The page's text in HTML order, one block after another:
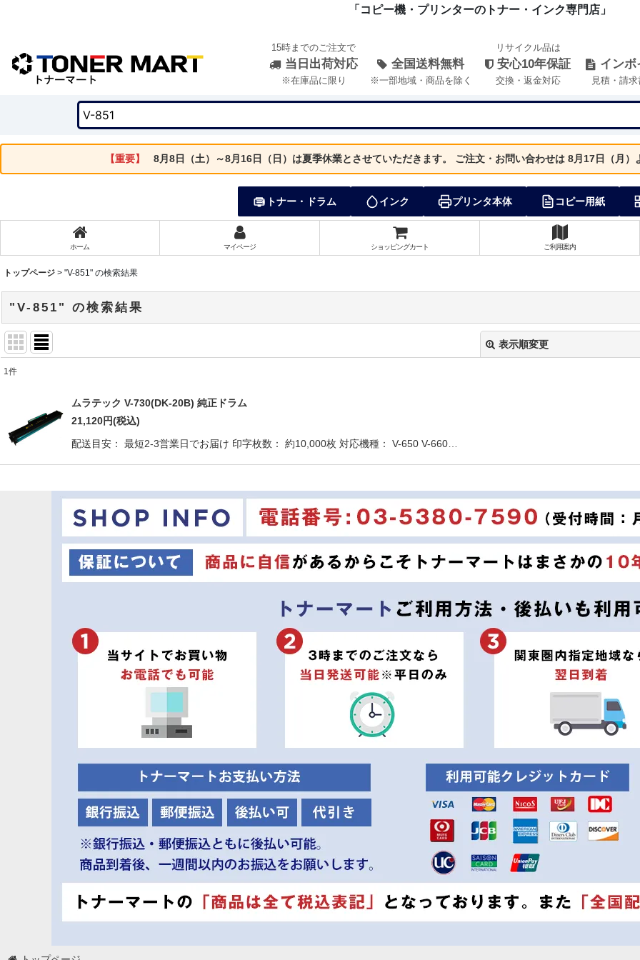
「コピー機・プリンターのトナー・インク専門店」
15時までのご注文で
当日出荷対応
※在庫品に限り
全国送料無料
※一部地域・商品を除く
リサイクル品は
安心10年保証
交換・返金対応
インボ
見積・請
【重要】 8月8日（土）～8月16日（日）は夏季休業とさせていただきます。 ご注文・お問い合わせは 8月17日（月
トナー・ドラム インク プリンタ本体 コピー用紙
ホーム マイページ ショッピングカート ご利用案内
トップページ > "V-851" の検索結果
"V-851" の検索結果
表示順変更
表示数:
1件
ムラテック V-730(DK-20B) 純正ドラム
21,120円(税込)
配送目安： 最短2-3営業日でお届け 印字枚数： 約10,000枚 対応機種： V-650 V-660…